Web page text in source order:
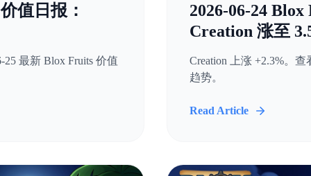
值日报：
25 最新 Blox Fruits 价值
2026-06-24
Creation 涨至
Creation 上涨 +2.3%。
趋势。
Read Article